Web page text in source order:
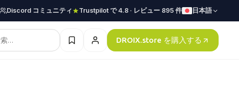
Discord コミュニティ Trustpilot で 4.8 · レビュー 895 件 日本語
DROIX.store を購入する